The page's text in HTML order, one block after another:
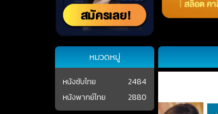
หมวดหมู่
หนังซับไทย
2484
หนังพากย์ไทย
2880